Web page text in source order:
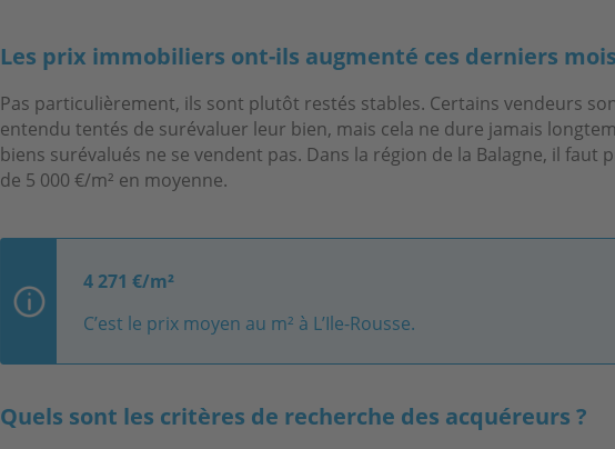
Les prix immobiliers ont-ils augmenté ces derniers
Pas particulièrement, ils sont plutôt restés stables. Certains vendeurs
entendu tentés de surévaluer leur bien, mais cela ne dure jamais
biens surévalués ne se vendent pas. Dans la région de la Balagne, il faut
de 5 000 €/m² en moyenne.
4 271 €/m²
C’est le prix moyen au m² à L’Ile-Rousse.
Quels sont les critères de recherche des acquéreurs ?